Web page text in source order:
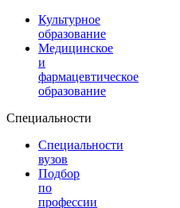
Культурное
образование
Медицинское
и
фармацевтическое
образование
Специальности
Специальности
вузов
Подбор
по
профессии